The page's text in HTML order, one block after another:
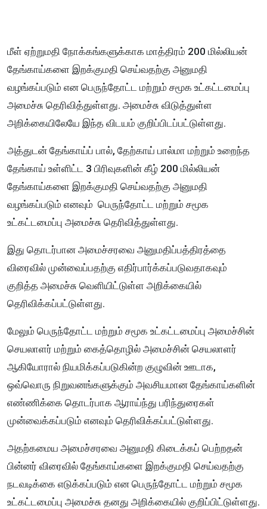
மீள் ஏற்றுமதி நோக்கங்களுக்காக மாத்திரம் 200 மில்லியன்
தேங்காய்களை இறக்குமதி செய்வதற்கு அனுமதி
வழங்கப்படும் என பெருந்தோட்ட மற்றும் சமூக உட்கட்டமைப்பு
அமைச்சு தெரிவித்துள்ளது. அமைச்சு விடுத்துள்ள
அறிக்கையிலேயே இந்த விடயம் குறிப்பிடப்பட்டுள்ளது.
அத்துடன் தேங்காய்ப் பால், தேற்காய் பால்மா மற்றும் உறைந்த
தேங்காய் உள்ளிட்ட 3 பிரிவுகளின் கீழ் 200 மில்லியன்
தேங்காய்களை இறக்குமதி செய்வதற்கு அனுமதி
வழங்கப்படும் எனவும் பெருந்தோட்ட மற்றும் சமூக
உட்கட்டமைப்பு அமைச்சு தெரிவித்துள்ளது.
இது தொடர்பான அமைச்சரவை அனுமதிப்பத்திரத்தை
விரைவில் முன்வைப்பதற்கு எதிர்பார்க்கப்படுவதாகவும்
குறித்த அமைச்சு வெளியிட்டுள்ள அறிக்கையில்
தெரிவிக்கப்பட்டுள்ளது.
மேலும் பெருந்தோட்ட மற்றும் சமூக உட்கட்டமைப்பு அமைச்சின்
செயலாளர் மற்றும் கைத்தொழில் அமைச்சின் செயலாளர்
ஆகியோரால் நியமிக்கப்படுகின்ற குழுவின் ஊடாக,
ஒவ்வொரு நிறுவனங்களுக்கும் அவசியமான தேங்காய்களின்
எண்ணிக்கை தொடர்பாக ஆராய்ந்து பரிந்துரைகள்
முன்வைக்கப்படும் எனவும் தெரிவிக்கப்பட்டுள்ளது.
அதற்கமைய அமைச்சரவை அனுமதி கிடைக்கப் பெற்றதன்
பின்னர் விரைவில் தேங்காய்களை இறக்குமதி செய்வதற்கு
நடவடிக்கை எடுக்கப்படும் என பெருந்தோட்ட மற்றும் சமூக
உட்கட்டமைப்பு அமைச்சு தனது அறிக்கையில் குறிப்பிட்டுள்ளது.